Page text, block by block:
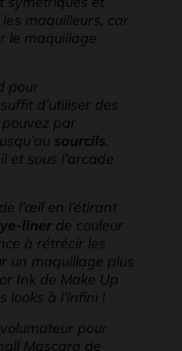
maquilleurs, car
le maquillage
pour
d’utiliser des
pouvez par
sourcils,
et sous l’arcade
l’œil en l’étirant
linerde couleur
à rétrécir les
un maquillage plus
Ink de Make Up
looks à l’infini !
pour
Mascara de